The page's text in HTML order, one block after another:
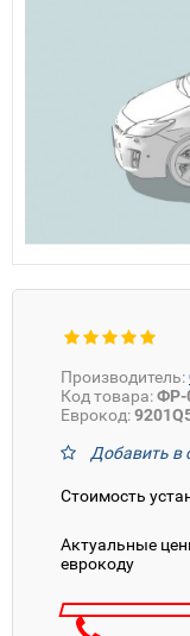
Производитель:
Код товара:ФР-
Еврокод:
Добавить в
Стоимость
Актуальные
еврокоду